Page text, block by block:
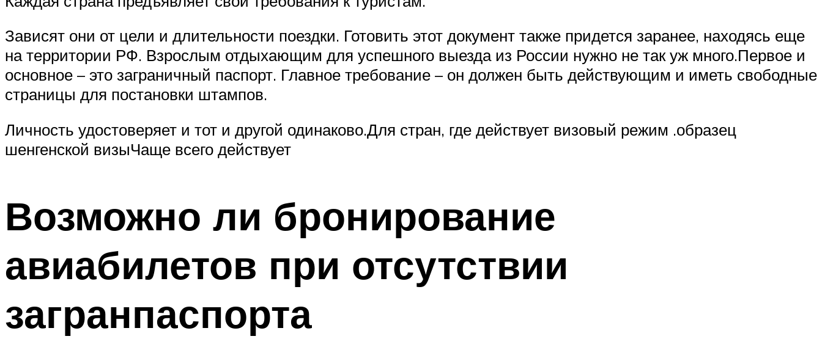
Зависят они от цели и длительности поездки. Готовить этот документ также придется заранее, находясь еще
на территории РФ. Взрослым отдыхающим для успешного выезда из России нужно не так уж много.Первое и
основное – это заграничный паспорт. Главное требование – он должен быть действующим и иметь свободные
страницы для постановки штампов.
Личность удостоверяет и тот и другой одинаково.Для стран, где действует визовый режим .образец
шенгенской визыЧаще всего действует
Возможно ли бронирование
авиабилетов при отсутствии
загранпаспорта